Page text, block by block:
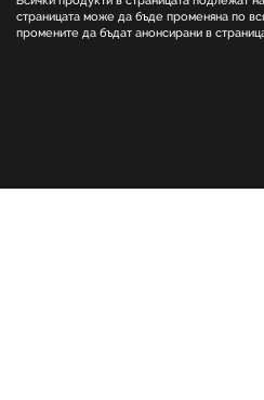
страницата може да бъде променяна по
промените да бъдат анонсирани в